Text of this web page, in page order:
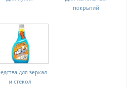
покрытий
для зеркал
и стекол